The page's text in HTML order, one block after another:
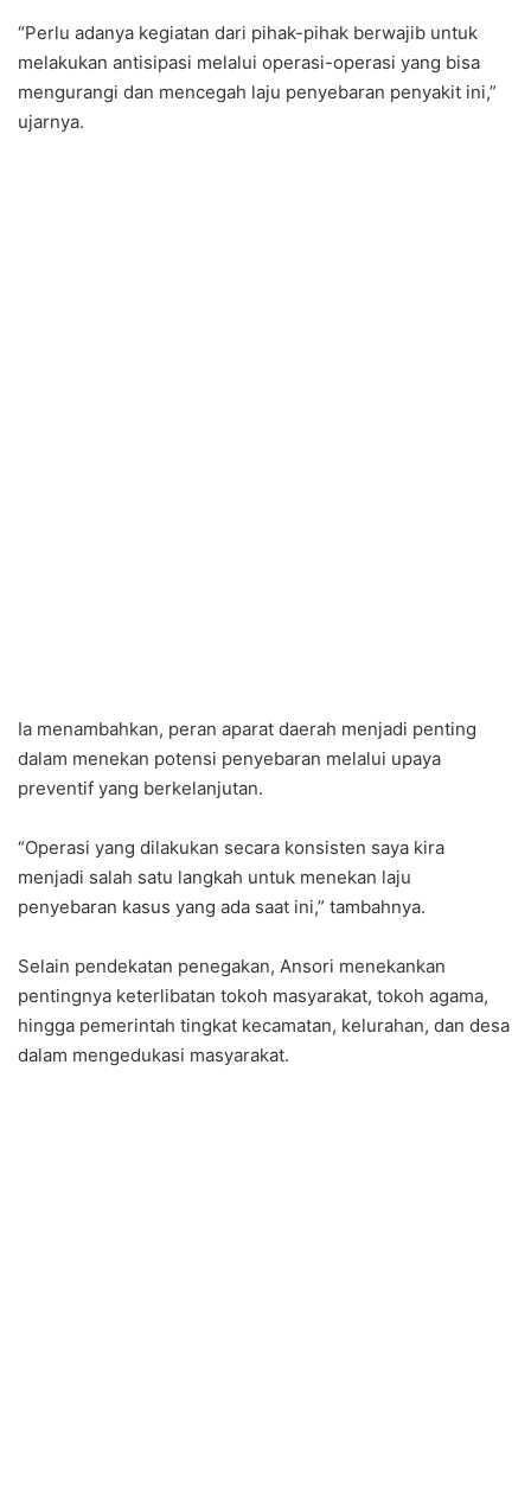
“Perlu adanya kegiatan dari pihak-pihak berwajib untuk
melakukan antisipasi melalui operasi-operasi yang bisa
mengurangi dan mencegah laju penyebaran penyakit ini,”
ujarnya.
Ia menambahkan, peran aparat daerah menjadi penting
dalam menekan potensi penyebaran melalui upaya
preventif yang berkelanjutan.
“Operasi yang dilakukan secara konsisten saya kira
menjadi salah satu langkah untuk menekan laju
penyebaran kasus yang ada saat ini,” tambahnya.
Selain pendekatan penegakan, Ansori menekankan
pentingnya keterlibatan tokoh masyarakat, tokoh agama,
hingga pemerintah tingkat kecamatan, kelurahan, dan desa
dalam mengedukasi masyarakat.